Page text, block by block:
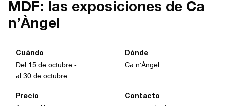
MDF: las exposiciones de Ca
n’Àngel
Cuándo
Del 15 de octubre -
al 30 de octubre
Dónde
Ca n'Àngel
Precio Contacto